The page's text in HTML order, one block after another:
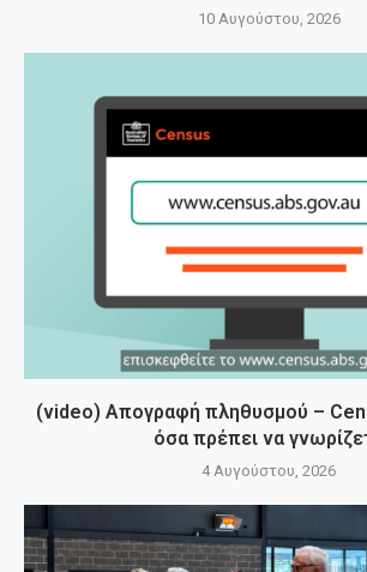
10 Αυγούστου, 2026
(video) Απογραφή πληθυσμού –
όσα πρέπει να
4 Αυγούστου, 2026